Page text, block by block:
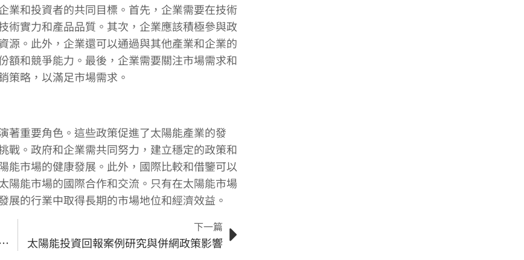
業和投資者的共同目標。首先，企業需要在技術
術實力和產品品質。其次，企業應該積極參與政
源。此外，企業還可以通過與其他產業和企業的
額和競爭能力。最後，企業需要關注市場需求和
策略，以滿足市場需求。
著重要角色。這些政策促進了太陽能產業的發
戰。政府和企業需共同努力，建立穩定的政策和
能市場的健康發展。此外，國際比較和借鑒可以
陽能市場的國際合作和交流。只有在太陽能市場
的行業中取得長期的市場地位和經濟效益。
太陽能發電效能與物流問題：確保電力供應的可靠性
下一篇
太陽能投資回報案例研究與併網政策影響